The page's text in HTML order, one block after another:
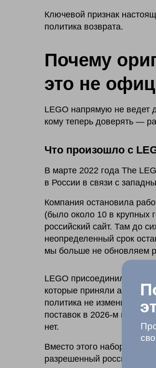
Ключевой признак
политика возврата.
Почему
это не
LEGO напрямую не ведет
кому теперь доверять —
Что произошло с
В марте 2022 года The
в России в связи с
Компания остановила
(было около 10 в крупных
российский сайт. Там до
неопределенный срок
мы больше не обновляем
LEGO присоединилась к
которые приняли
политика не изменилась:
поставок в 2026-м нет.
нет.
Вместо этого наборы
разрешенный российским